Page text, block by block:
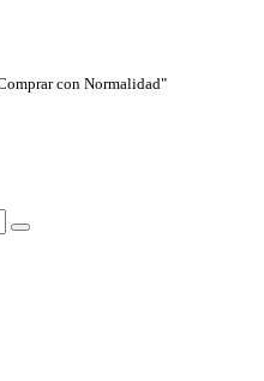
con Normalidad"